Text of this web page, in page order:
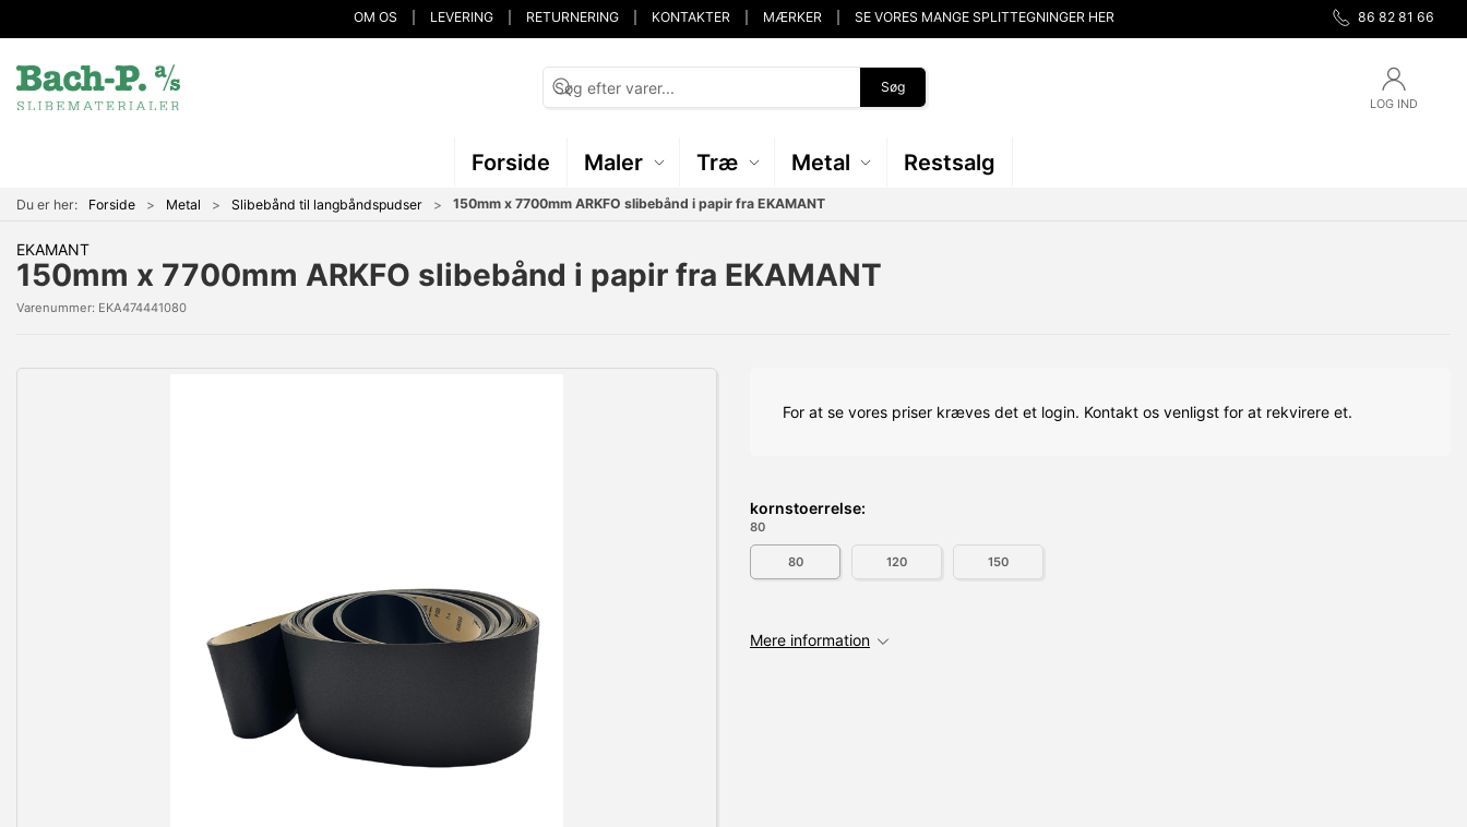
OM OS LEVERING RETURNERING KONTAKTER MÆRKER SE VORES MANGE SPLITTEGNINGER HER 86 82 81 66
Søg
LOG IND
Forside Maler Træ Metal Restsalg
Du er her: Forside Metal Slibebånd til langbåndspudser 150mm x 7700mm ARKFO slibebånd i papir fra EKAMANT
EKAMANT
150mm x 7700mm ARKFO slibebånd i papir fra EKAMANT
Varenummer: EKA474441080
For at se vores priser kræves det et login. Kontakt os venligst for at rekvirere et.
kornstoerrelse:
80
80 120 150
Mere information